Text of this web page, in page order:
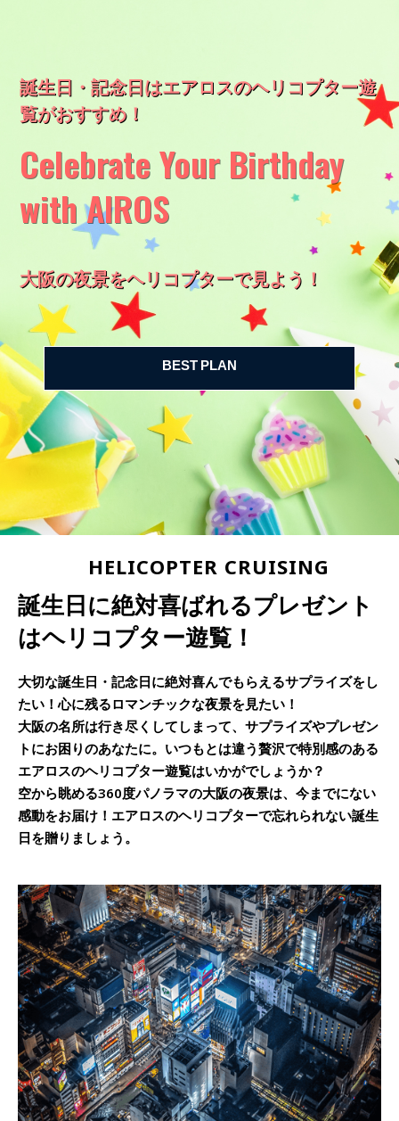
誕生日・記念日はエアロスのヘリコプター遊
覧がおすすめ！
Celebrate Your Birthday
with AIROS
大阪の夜景をヘリコプターで見よう！
BEST PLAN
HELICOPTER CRUISING
誕生日に絶対喜ばれるプレゼント
はヘリコプター遊覧！
大切な誕生日・記念日に絶対喜んでもらえるサプライズをし
たい！心に残るロマンチックな夜景を見たい！
大阪の名所は行き尽くしてしまって、サプライズやプレゼン
トにお困りのあなたに。いつもとは違う贅沢で特別感のある
エアロスのヘリコプター遊覧はいかがでしょうか？
空から眺める360度パノラマの大阪の夜景は、今までにない
感動をお届け！エアロスのヘリコプターで忘れられない誕生
日を贈りましょう。